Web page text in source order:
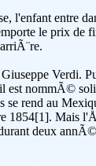
l'enfant entre
le prix de
Verdi.
est nommÃ©
rend au
1854[1]. Mais
deux